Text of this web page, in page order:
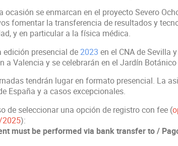
ocasión se enmarcan en el proyecto Severo
fomentar la transferencia de resultados y
y en particular a la física médica.
edición presencial de2023 en el CNA de Sevilla
a Valencia y se celebrarán en el Jardín
tendrán lugar en formato presencial. La
España y a casos excepcionales.
de seleccionar una opción de registro con fee (
):
must be performed via bank transfer to /